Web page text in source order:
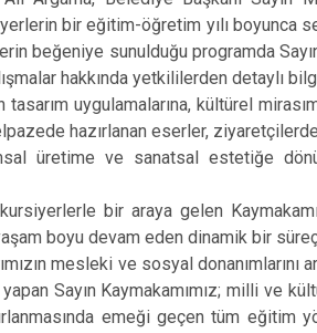
Datça
Fethiye
bir eğitim-öğretim yılı boyunca
beğeniye sunulduğu programda
hakkında yetkililerden detaylı
uygulamalarına, kültürel
hazırlanan eserler,
üretime ve sanatsal estetiğe
bir araya gelen
boyu devam eden dinamik bir
mesleki ve sosyal donanımlarını
Sayın Kaymakamımız; milli ve
emeği geçen tüm eğitim